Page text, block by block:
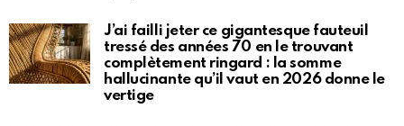
J’ai failli jeter ce gigantesque fauteuil
tressé des années 70 en le trouvant
complètement ringard : la somme
hallucinante qu’il vaut en 2026 donne le
vertige